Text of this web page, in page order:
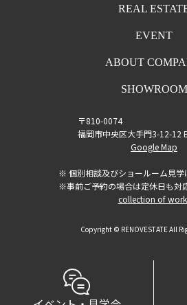
REAL
EVENT
ABOUT
SHOWROOM
〒810-0074
福岡市中央区大手門3-12-12
Google Map
※ 個別相談及びショールーム見学
※事前ご予約の場合は定休日も対
collection of
Copyright © RENOVESTATE All